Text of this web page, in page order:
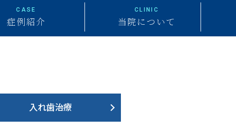
CASE
症例紹介
CLINIC
当院について
入れ歯治療